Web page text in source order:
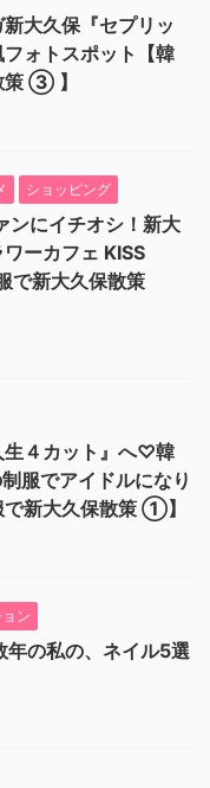
大久保『セプリッ
ォトスポット【韓
策 ③ 】
ショッピング
にイチオシ！新大
ーカフェ KISS
で新大久保散策
生４カット』へ♡韓
服でアイドルになり
新大久保散策 ①】
ン
年の私の、ネイル5選